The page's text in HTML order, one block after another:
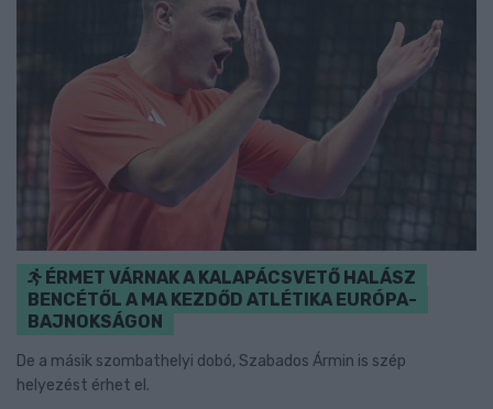
ÉRMET VÁRNAK A KALAPÁCSVETŐ HALÁSZ
BENCÉTŐL A MA KEZDŐD ATLÉTIKA EURÓPA-
BAJNOKSÁGON
De a másik szombathelyi dobó, Szabados Ármin is szép
helyezést érhet el.